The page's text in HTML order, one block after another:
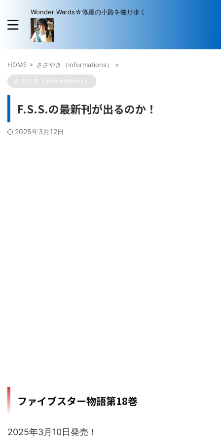
Wonder Wards☆修羅の小路を独り歩く
HOME > ささやき（informations） >
ささやき（informations）
F.S.S.の最新刊が出るのか！
2025年3月12日
ファイブスター物語第18巻
2025年3月10日発売！